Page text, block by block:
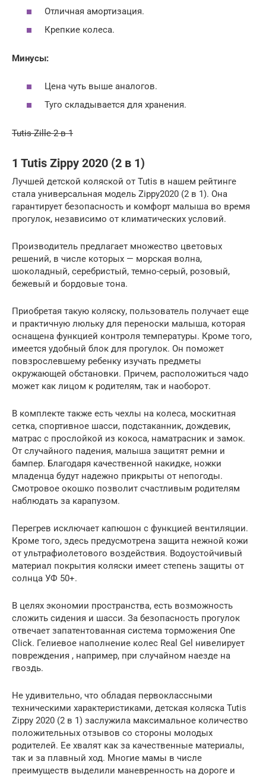
Отличная амортизация.
Крепкие колеса.
Минусы:
Цена чуть выше аналогов.
Туго складывается для хранения.
Tutis Zille 2 в 1
1 Tutis Zippy 2020 (2 в 1)
Лучшей детской коляской от Tutis в нашем рейтинге
стала универсальная модель Zippy2020 (2 в 1). Она
гарантирует безопасность и комфорт малыша во время
прогулок, независимо от климатических условий.
Производитель предлагает множество цветовых
решений, в числе которых — морская волна,
шоколадный, серебристый, темно-серый, розовый,
бежевый и бордовые тона.
Приобретая такую коляску, пользователь получает еще
и практичную люльку для переноски малыша, которая
оснащена функцией контроля температуры. Кроме того,
имеется удобный блок для прогулок. Он поможет
повзрослевшему ребенку изучать предметы
окружающей обстановки. Причем, расположиться чадо
может как лицом к родителям, так и наоборот.
В комплекте также есть чехлы на колеса, москитная
сетка, спортивное шасси, подстаканник, дождевик,
матрас с прослойкой из кокоса, наматрасник и замок.
От случайного падения, малыша защитят ремни и
бампер. Благодаря качественной накидке, ножки
младенца будут надежно прикрыты от непогоды.
Смотровое окошко позволит счастливым родителям
наблюдать за карапузом.
Перегрев исключает капюшон с функцией вентиляции.
Кроме того, здесь предусмотрена защита нежной кожи
от ультрафиолетового воздействия. Водоустойчивый
материал покрытия коляски имеет степень защиты от
солнца УФ 50+.
В целях экономии пространства, есть возможность
сложить сидения и шасси. За безопасность прогулок
отвечает запатентованная система торможения One
Click. Гелиевое наполнение колес Real Gel нивелирует
повреждения , например, при случайном наезде на
гвоздь.
Не удивительно, что обладая первоклассными
техническими характеристиками, детская коляска Tutis
Zippy 2020 (2 в 1) заслужила максимальное количество
положительных отзывов со стороны молодых
родителей. Ее хвалят как за качественные материалы,
так и за плавный ход. Многие мамы в числе
преимуществ выделили маневренность на дороге и